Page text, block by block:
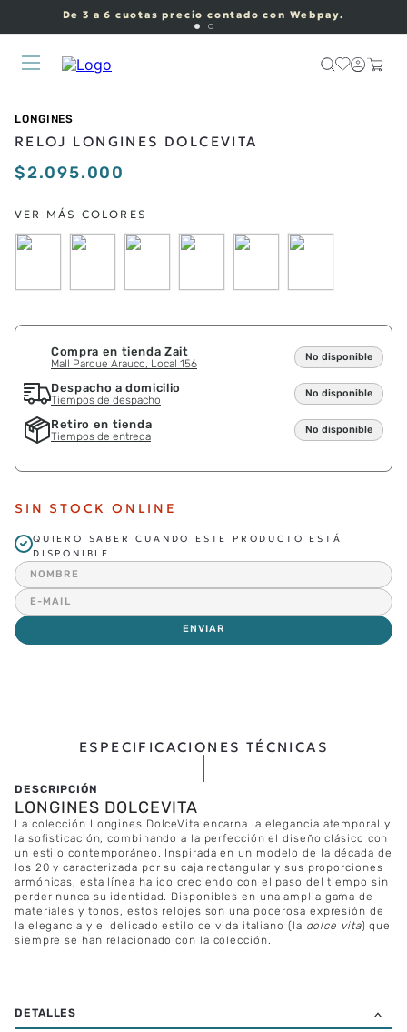
De 3 a 6 cuotas precio contado con Webpay.
LONGINES
RELOJ LONGINES DOLCEVITA
$2.095.000
Compra en tienda Zait
Mall Parque Arauco, Local 156
No disponible
Despacho a domicilio
Tiempos de despacho
No disponible
Retiro en tienda
Tiempos de entrega
No disponible
SIN STOCK ONLINE
QUIERO SABER CUANDO ESTE PRODUCTO ESTÁ
DISPONIBLE
ENVIAR
ESPECIFICACIONES TÉCNICAS
LONGINES DOLCEVITA
La colección Longines DolceVita encarna la elegancia atemporal y
la sofisticación, combinando a la perfección el diseño clásico con
un estilo contemporáneo. Inspirada en un modelo de la década de
los 20 y caracterizada por su caja rectangular y sus proporciones
armónicas, esta línea ha ido creciendo con el paso del tiempo sin
perder nunca su identidad. Disponibles en una amplia gama de
materiales y tonos, estos relojes son una poderosa expresión de
la elegancia y el delicado estilo de vida italiano (la dolce vita) que
siempre se han relacionado con la colección.